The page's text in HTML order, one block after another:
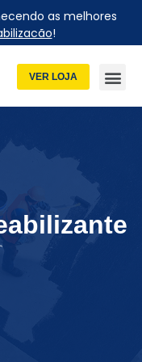
as melhores
!
VER LOJA